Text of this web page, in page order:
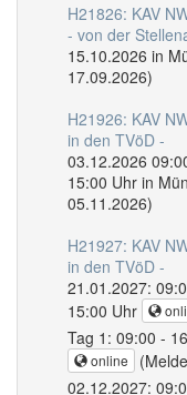
H21826: KAV
- von der
15.10.2026 in
17.09.2026)
H21926: KAV
in den TVöD -
03.12.2026
15:00 Uhr in
05.11.2026)
H21927: KAV
in den TVöD -
21.01.2027:
15:00 Uhr
Tag 1: 09:00 -
online
02.12.2027: